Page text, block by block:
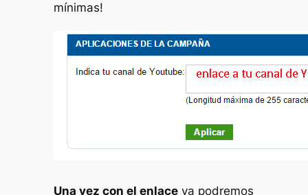
mínimas!
Una vez con el enlace ya podremos